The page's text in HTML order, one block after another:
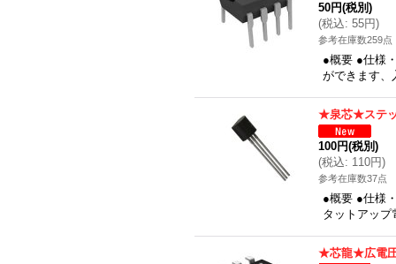
50円(税別)
(税込: 55円)
参考在庫数259点
●概要 ●仕様
ができます
★泉芯★ステッ
100円(税別)
(税込: 110円)
参考在庫数37点
●概要 ●仕様
タットアッ
★芯龍★広電圧